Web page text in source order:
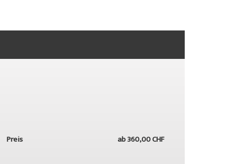
Preis ab360,00 CHF